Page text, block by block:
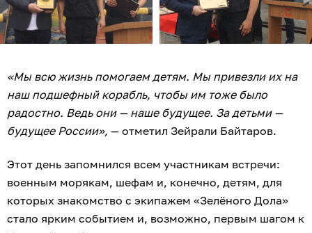
«Мы всю жизнь помогаем детям. Мы привезли их на
наш подшефный корабль, чтобы им тоже было
радостно. Ведь они — наше будущее. За детьми —
будущее России», — отметил Зейрали Байтаров.
Этот день запомнился всем участникам встречи:
военным морякам, шефам и, конечно, детям, для
которых знакомство с экипажем «Зелёного Дола»
стало ярким событием и, возможно, первым шагом к